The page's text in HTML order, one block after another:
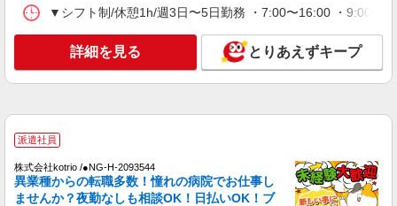
キープ 詳細を見る
派遣社員
通費全支給(ガソリン代含む)＞
名古屋市緑区内｜最寄駅：鳴海駅 ほか
▼シフト制/休憩1h/週3日〜5日勤務 ・7:00〜16:00 ・9:00〜
詳細を見る とりあえずキープ
派遣社員
株式会社kotrio /●NG-H-2093544
異業種からの転職多数！憧れの病院でお仕事し
ませんか？夜勤なしも相談OK！日払いOK！ブ